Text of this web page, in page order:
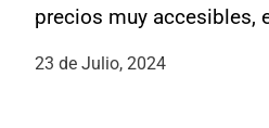
precios muy accesibles,
23 de Julio, 2024